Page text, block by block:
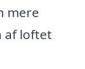
mere
af loftet